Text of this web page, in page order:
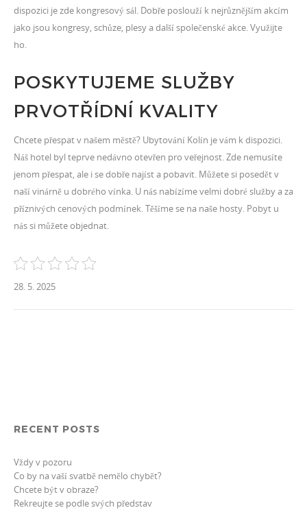
dispozici je zde kongresový sál. Dobře poslouží k nejrůznějším akcím
jako jsou kongresy, schůze, plesy a další společenské akce. Využijte
ho.
POSKYTUJEME SLUŽBY
PRVOTŘÍDNÍ KVALITY
Chcete přespat v našem městě? Ubytování Kolín je vám k dispozici.
Náš hotel byl teprve nedávno otevřen pro veřejnost. Zde nemusíte
jenom přespat, ale i se dobře najíst a pobavit. Můžete si posedět v
naší vinárně u dobrého vínka. U nás nabízíme velmi dobré služby a za
příznivých cenových podmínek. Těšíme se na naše hosty. Pobyt u
nás si můžete objednat.
28. 5. 2025
RECENT POSTS
Vždy v pozoru
Co by na vaší svatbě nemělo chybět?
Chcete být v obraze?
Rekreujte se podle svých představ